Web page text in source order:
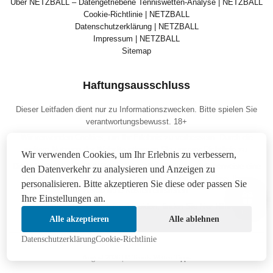
Über NETZBALL – Datengetriebene Tenniswetten-Analyse | NETZBALL
Cookie-Richtlinie | NETZBALL
Datenschutzerklärung | NETZBALL
Impressum | NETZBALL
Sitemap
Haftungsausschluss
Dieser Leitfaden dient nur zu Informationszwecken. Bitte spielen Sie
verantwortungsbewusst. 18+
weitere Nutzung der Website stimmen Sieunserer Richtlinie
Diese Website enthält Affiliate-Links. Wir erhalten möglicherweise eine
zusätzliche Kosten entstehen.
Wenn Sie unter Spielsucht leiden, finden Sie hier
Wir verwenden Cookies, um Ihr Erlebnis zu verbessern,
den Datenverkehr zu analysieren und Anzeigen zu
personalisieren. Bitte akzeptieren Sie diese oder passen Sie
Ihre Einstellungen an.
Alle akzeptieren Alle ablehnen
DatenschutzerklärungCookie-Richtlinie